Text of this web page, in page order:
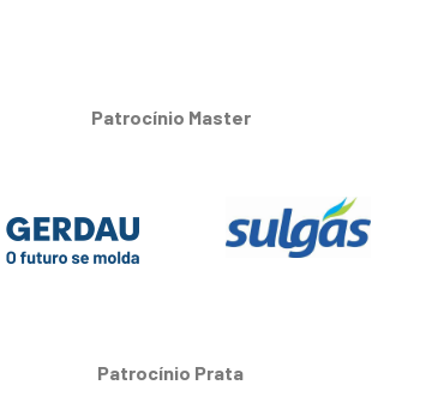
Patrocínio Master
Patrocínio Prata